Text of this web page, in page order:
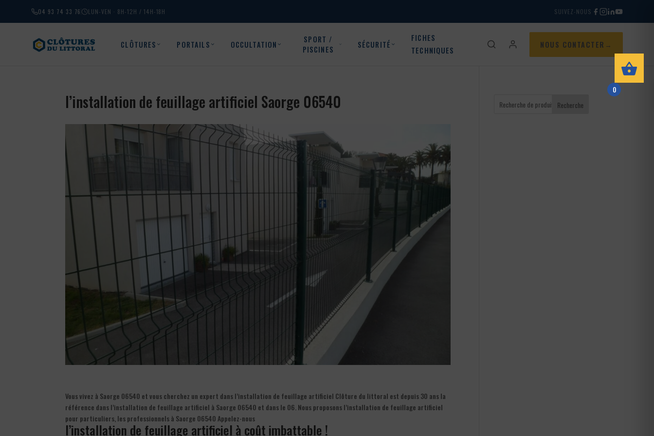
04 93 74 33 76 LUN-VEN · 8H-12H / 14H-18H SUIVEZ-NOUS
CLÔTURES PORTAILS OCCULTATION
SPORT /
PISCINES
SÉCURITÉ
FICHES
TECHNIQUES
NOUS CONTACTER
l’installation de feuillage artificiel Saorge 06540
Vous vivez à Saorge 06540 et vous cherchez un expert dans l’installation de feuillage artificiel Clôture du littoral est depuis 30 ans la
référence dans l’installation de feuillage artificiel à Saorge 06540 et dans le 06. Nous proposons l’installation de feuillage artificiel
pour particuliers, les professionnels à Saorge 06540 Appelez-nous
l’installation de feuillage artificiel à coût imbattable !
Recherche
0